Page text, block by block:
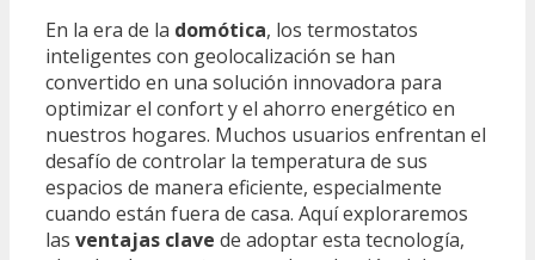
En la era de la domótica, los termostatos
inteligentes con geolocalización se han
convertido en una solución innovadora para
optimizar el confort y el ahorro energético en
nuestros hogares. Muchos usuarios enfrentan el
desafío de controlar la temperatura de sus
espacios de manera eficiente, especialmente
cuando están fuera de casa. Aquí exploraremos
las ventajas clave de adoptar esta tecnología,